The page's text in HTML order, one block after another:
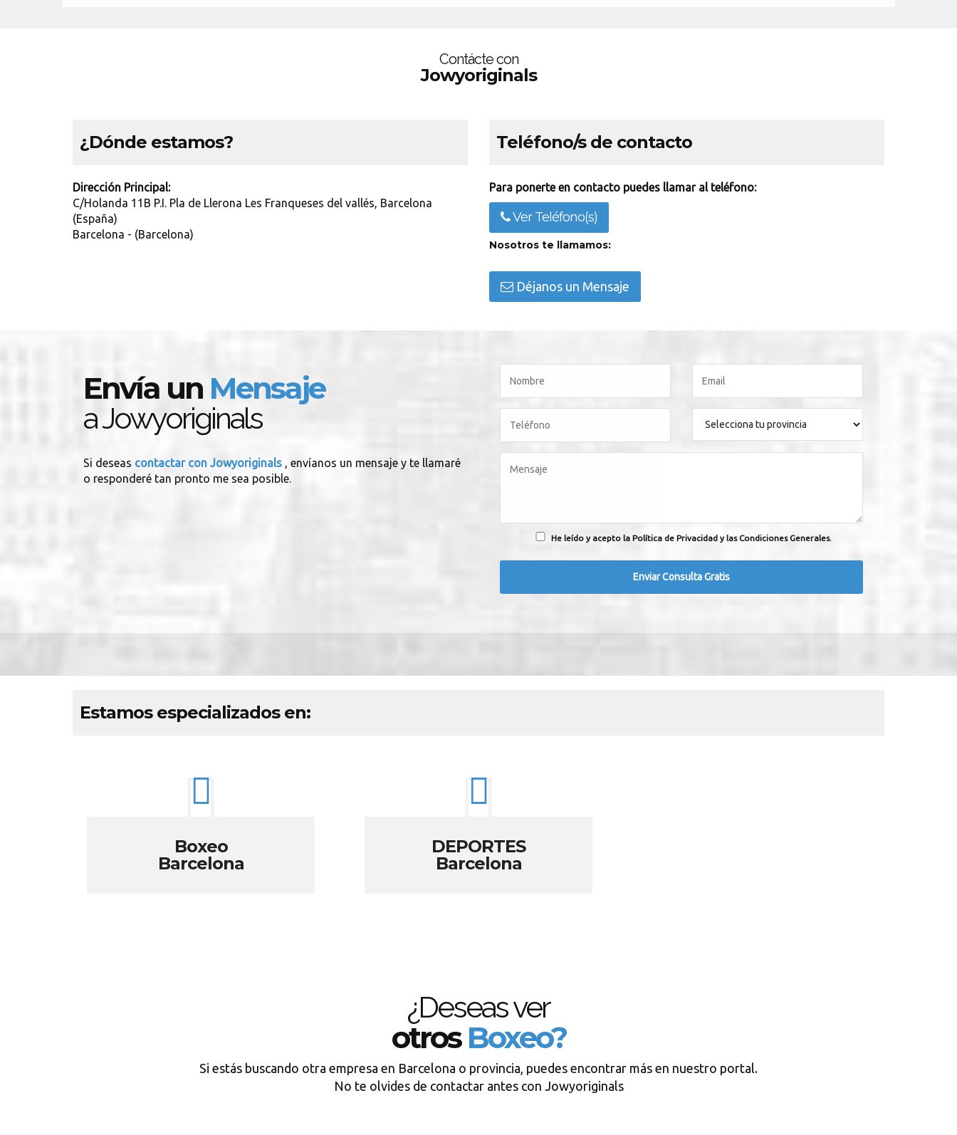
Contácte con
Jowyoriginals
¿Dónde estamos?
Dirección Principal:
C/Holanda 11B P.I. Pla de Llerona Les Franqueses del vallés, Barcelona
(España)
Barcelona - (Barcelona)
Teléfono/s de contacto
Para ponerte en contacto puedes llamar al teléfono:
Ver Teléfono(s)
Nosotros te llamamos:
Déjanos un Mensaje
Envía un Mensaje
a Jowyoriginals
Si deseas contactar con Jowyoriginals , envíanos un mensaje y te llamaré
o responderé tan pronto me sea posible.
He leído y acepto la Política de Privacidad y las Condiciones Generales.
Estamos especializados en:
Boxeo
Barcelona
DEPORTES
Barcelona
¿Deseas ver
otrosBoxeo?
Si estás buscando otra empresa en Barcelona o provincia, puedes encontrar más en nuestro portal.
No te olvides de contactar antes con Jowyoriginals